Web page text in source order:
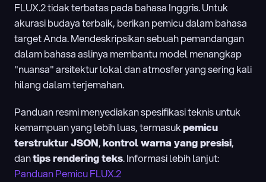
FLUX.2 tidak terbatas pada bahasa Inggris. Untuk
akurasi budaya terbaik, berikan pemicu dalam bahasa
target Anda. Mendeskripsikan sebuah pemandangan
dalam bahasa aslinya membantu model menangkap
"nuansa" arsitektur lokal dan atmosfer yang sering kali
hilang dalam terjemahan.
Panduan resmi menyediakan spesifikasi teknis untuk
kemampuan yang lebih luas, termasuk pemicu
terstruktur JSON, kontrol warna yang presisi,
dan tips rendering teks
Panduan Pemicu FLUX.2